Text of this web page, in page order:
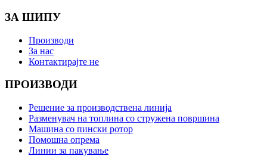
ЗА ШИПУ
Производи
За нас
Контактирајте не
ПРОИЗВОДИ
Решение за производствена линија
Разменувач на топлина со стружена површина
Машина со пински ротор
Помошна опрема
Линии за пакување